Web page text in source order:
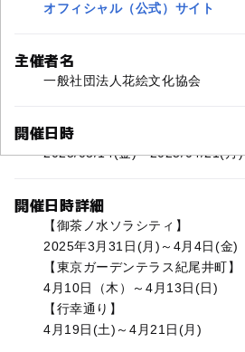
オフィシャル（公式）サイト
主催者名
一般社団法人花絵文化協会
開催日時
2025/03/14(金)〜2025/04/21(月)
開催日時詳細
【御茶ノ水ソラシティ】
2025年3月31日(月)～4月4日(金)
【東京ガーデンテラス紀尾井町】
4月10日（木）～4月13日(日)
【行幸通り】
4月19日(土)～4月21日(月)